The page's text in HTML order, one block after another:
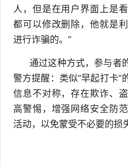
人，但是在用户界面上是
都可以修改删除，他就是
进行诈骗的。”
通过这种方式，参与者
警方提醒：类似“早起打卡”
信息不对称，存在欺诈、
高警惕，增强网络安全防
活动，以免蒙受不必要的损